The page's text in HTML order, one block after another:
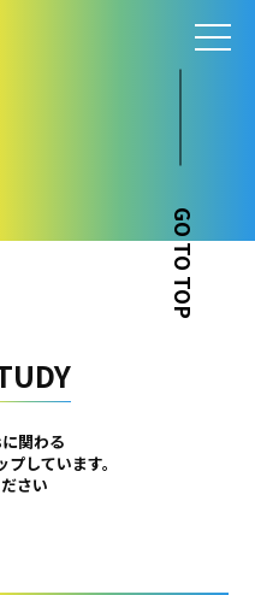
関わる
しています。
さい
GO TO TOP